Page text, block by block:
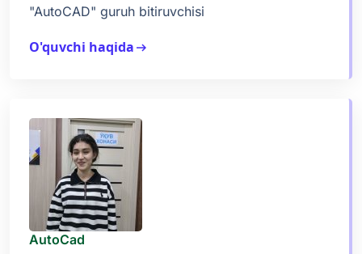
"AutoCAD" guruh bitiruvchisi
O'quvchi haqidaarrow_right_alt
AutoCad